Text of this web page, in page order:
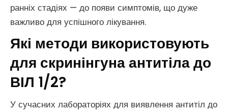
ранніх стадіях — до появи симптомів, що дуже
важливо для успішного лікування.
Які методи використовують
для скринінгуна антитіла до
ВІЛ 1/2?
У сучасних лабораторіях для виявлення антитіл до